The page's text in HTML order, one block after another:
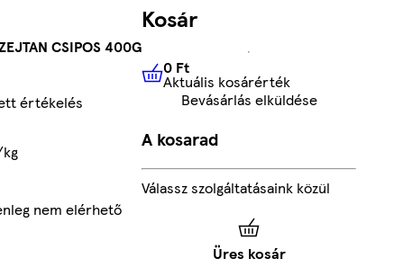
CSIPOS 400G
értékelés
nem elérhető
Kosár
0 FtAktuális kosárérték
0 Ft
Aktuális kosárérték
Bevásárlás elküldése
A kosarad
Válassz szolgáltatásaink közül
Üres kosár